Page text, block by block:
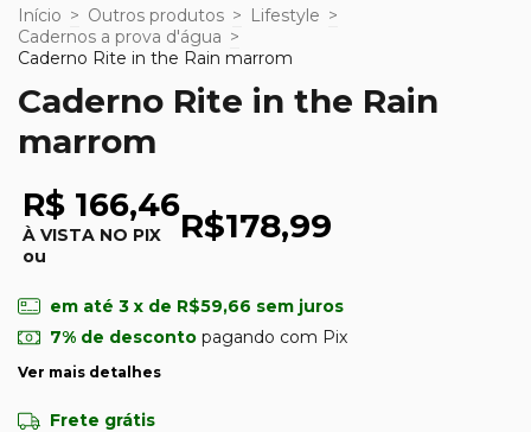
Início > Outros produtos > Lifestyle >
Cadernos a prova d'água >
Caderno Rite in the Rain marrom
Caderno Rite in the Rain
marrom
R$ 166,46
À VISTA NO PIX
ou
R$178,99
em até 3 x de R$59,66 sem juros
7% de descontopagando com Pix
Ver mais detalhes
Frete grátis